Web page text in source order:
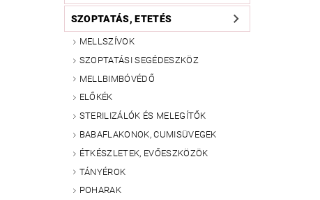
SZOPTATÁS, ETETÉS
MELLSZÍVOK
SZOPTATÁSI SEGÉDESZKÖZ
MELLBIMBÓVÉDŐ
ELŐKÉK
STERILIZÁLÓK ÉS MELEGÍTŐK
BABAFLAKONOK, CUMISÜVEGEK
ÉTKÉSZLETEK, EVŐESZKÖZÖK
TÁNYÉROK
POHARAK